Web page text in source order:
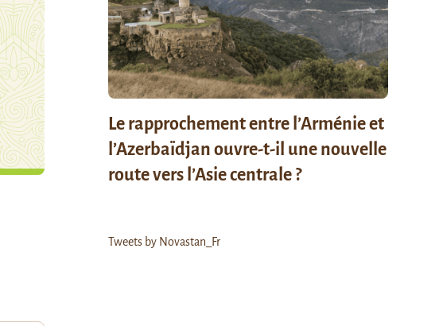
Le rapprochement entre l’Arménie et
l’Azerbaïdjan ouvre-t-il une nouvelle
route vers l’Asie centrale ?
Tweets by Novastan_Fr